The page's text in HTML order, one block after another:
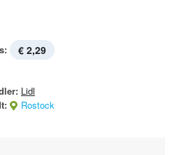
€ 2,29
Lidl
Rostock